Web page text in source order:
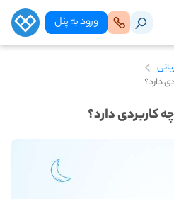
ورود‌ به‌ پنل
دارد؟
کاربردی دارد؟